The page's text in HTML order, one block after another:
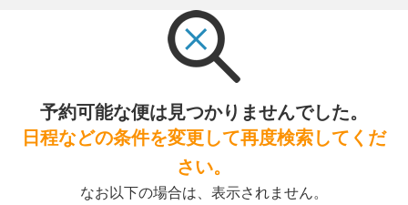
予約可能な便は見つかりませんでした。
日程などの条件を変更して再度検索してくだ
さい。
なお以下の場合は、表示されません。